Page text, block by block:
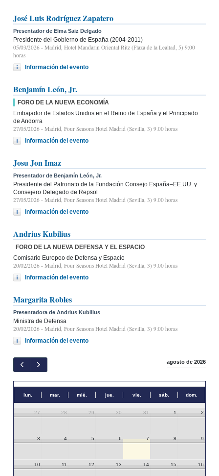
José Luis Rodríguez Zapatero
Presentador de Elma Saiz Delgado
Presidente del Gobierno de España (2004-2011)
05/03/2026 - Madrid, Hotel Mandarin Oriental Ritz (Plaza de la Lealtad, 5) 9:00
horas
Información del evento
Benjamín León, Jr.
FORO DE LA NUEVA ECONOMÍA
Embajador de Estados Unidos en el Reino de España y el Principado
de Andorra
27/05/2026 - Madrid, Four Seasons Hotel Madrid (Sevilla, 3) 9.00 horas
Información del evento
Josu Jon Imaz
Presentador de Benjamín León, Jr.
Presidente del Patronato de la Fundación Consejo España–EE.UU. y
Consejero Delegado de Repsol
27/05/2026 - Madrid, Four Seasons Hotel Madrid (Sevilla, 3) 9.00 horas
Información del evento
Andrius Kubilius
FORO DE LA NUEVA DEFENSA Y EL ESPACIO
Comisario Europeo de Defensa y Espacio
20/02/2026 - Madrid, Four Seasons Hotel Madrid (Sevilla, 3) 9:00 horas
Información del evento
Margarita Robles
Presentadora de Andrius Kubilius
Ministra de Defensa
20/02/2026 - Madrid, Four Seasons Hotel Madrid (Sevilla, 3) 9:00 horas
Información del evento
agosto de 2026
lun. mar. mié. jue. vie. sáb. dom.
27 28 29 30 31 1 2
3 4 5 6 7 8 9
10 11 12 13 14 15 16